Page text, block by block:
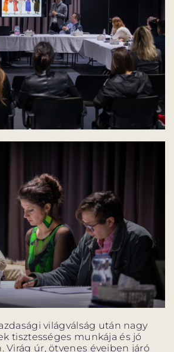
NE BÁNTS VILÁG
PROJEKTEK
SZÍNHÁZ
MINDENKINEK
WEBSHOP
SZAKMAI BIZOTTSÁG
világválság után nagy
tisztességes munkája és jó
Virág úr, ötvenes éveiben járó